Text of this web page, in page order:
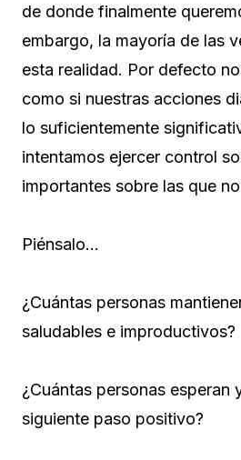
de donde finalmente
embargo, la mayoría de las
esta realidad. Por defecto
como si nuestras acciones
lo suficientemente
intentamos ejercer control
importantes sobre las que
Piénsalo…
¿Cuántas personas
saludables e improductivos?
¿Cuántas personas esperan
siguiente paso positivo?